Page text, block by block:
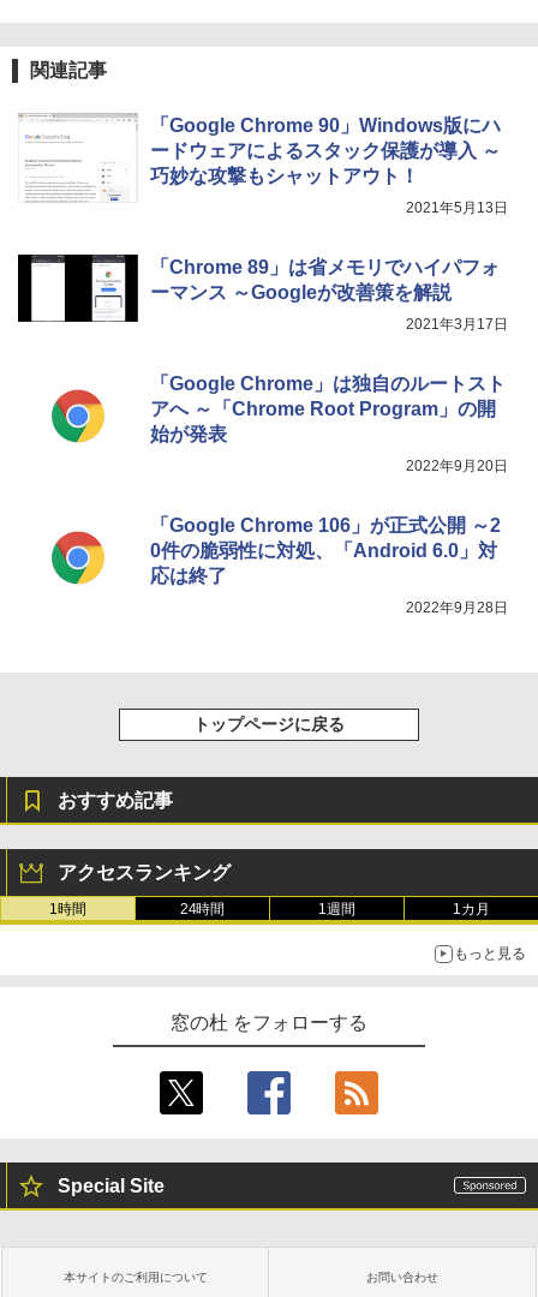
関連記事
「Google Chrome 90」Windows版にハ
ードウェアによるスタック保護が導入 ～
巧妙な攻撃もシャットアウト！
2021年5月13日
「Chrome 89」は省メモリでハイパフォ
ーマンス ～Googleが改善策を解説
2021年3月17日
「Google Chrome」は独自のルートスト
アへ ～「Chrome Root Program」の開
始が発表
2022年9月20日
「Google Chrome 106」が正式公開 ～2
0件の脆弱性に対処、「Android 6.0」対
応は終了
2022年9月28日
トップページに戻る
おすすめ記事
アクセスランキング
1時間 24時間 1週間 1カ月
もっと見る
窓の杜 をフォローする
Special Site
本サイトのご利用について お問い合わせ